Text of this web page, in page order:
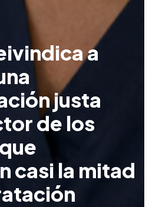
a
justa
de los
casi la mitad